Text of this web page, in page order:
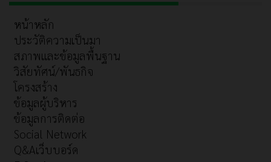
หน้าหลัก
ประวัติความเป็นมา
สภาพและข้อมูลพื้นฐาน
วิสัยทัศน์/พันธกิจ
โครงสร้าง
ข้อมูลผู้บริหาร
ข้อมูลการติดต่อ
Social Network
Q&Aเว็บบอร์ด